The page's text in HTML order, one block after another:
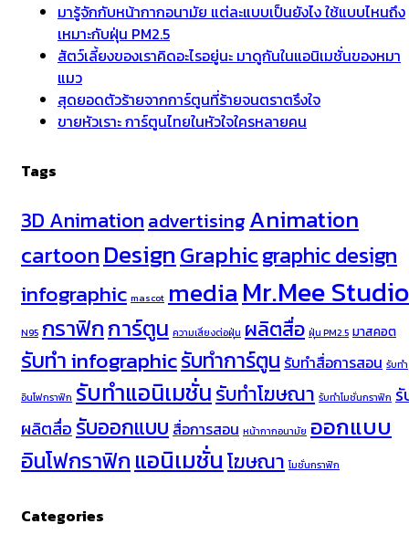
มารู้จักกับหน้ากากอนามัย แต่ละแบบเป็นยังไง ใช้แบบไหนถึง
เหมาะกับฝุ่น PM2.5
สัตว์เลี้ยงของเราคิดอะไรอยู่นะ มาดูกันในแอนิเมชั่นของหมา
แมว
สุดยอดตัวร้ายจากการ์ตูนที่ร้ายจนตราตรึงใจ
ขายหัวเราะ การ์ตูนไทยในหัวใจใครหลายคน
Tags
3D AnimationadvertisingAnimation
cartoonDesignGraphicgraphic design
infographic mascot mediaMr.Mee Studio
N95 กราฟิกการ์ตูน ความเสี่ยงต่อฝุ่น ผลิตสื่อ ฝุ่น PM2.5 มาสคอต
รับทำ infographicรับทำการ์ตูน รับทำสื่อการสอน รับทำ
อินโฟกราฟิก รับทำแอนิเมชั่นรับทำโฆษณา รับทำโมชั่นกราฟิก
ผลิตสื่อ รับออกแบบ สื่อการสอน หน้ากากอนามัย ออกแบบ
อินโฟกราฟิก แอนิเมชั่นโฆษณา โมชั่นกราฟิก
Categories